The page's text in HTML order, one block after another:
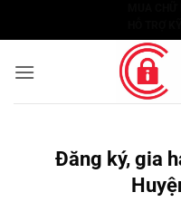
dung
Đăng ký, gia